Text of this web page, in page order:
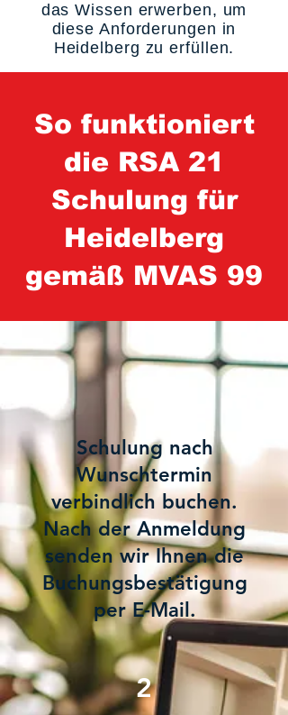
das Wissen erwerben, um
diese Anforderungen in
Heidelberg zu erfüllen.
So funktioniert
die RSA 21
Schulung für
Heidelberg
gemäß MVAS 99
Schulung nach
Wunschtermin
verbindlich buchen.
Nach der Anmeldung
senden wir Ihnen die
Buchungsbestätigung
per E-Mail.
2